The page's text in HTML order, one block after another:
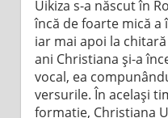
Uikiza s-a născut în
încă de foarte mică a
iar mai apoi la
ani Christiana şi-a
vocal, ea
versurile. În acelaşi
formatie, Christiana